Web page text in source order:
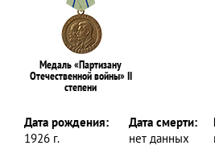
Медаль «Партизану
Отечественной войны» II
степени
Дата рождения:
1926 г.
Дата смерти:
нет данных